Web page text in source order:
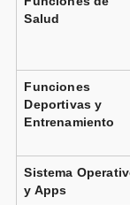
Salud
Funciones
Deportivas y
Entrenamiento
Sistema
y Apps